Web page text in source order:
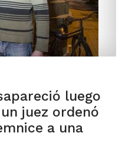
luego
juez ordenó
a una